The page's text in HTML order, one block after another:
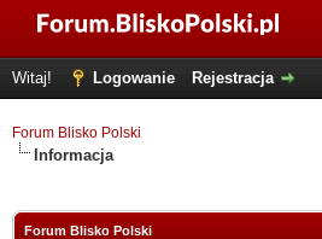
Witaj! Logowanie Rejestracja
Forum Blisko Polski
Informacja
Forum Blisko Polski